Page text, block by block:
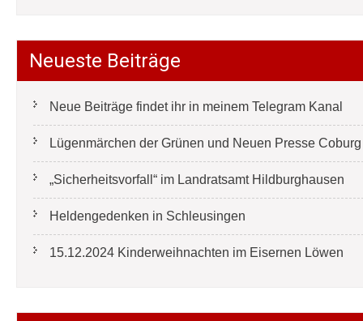
Neueste Beiträge
Neue Beiträge findet ihr in meinem Telegram Kanal
Lügenmärchen der Grünen und Neuen Presse
„Sicherheitsvorfall“ im Landratsamt Hildburghausen
Heldengedenken in Schleusingen
15.12.2024 Kinderweihnachten im Eisernen Löwen